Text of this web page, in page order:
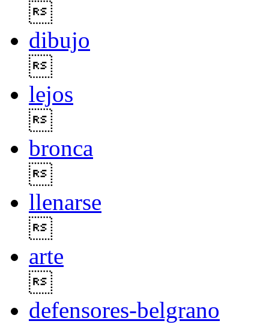
dibujo
lejos
bronca
llenarse
arte
defensores-belgrano